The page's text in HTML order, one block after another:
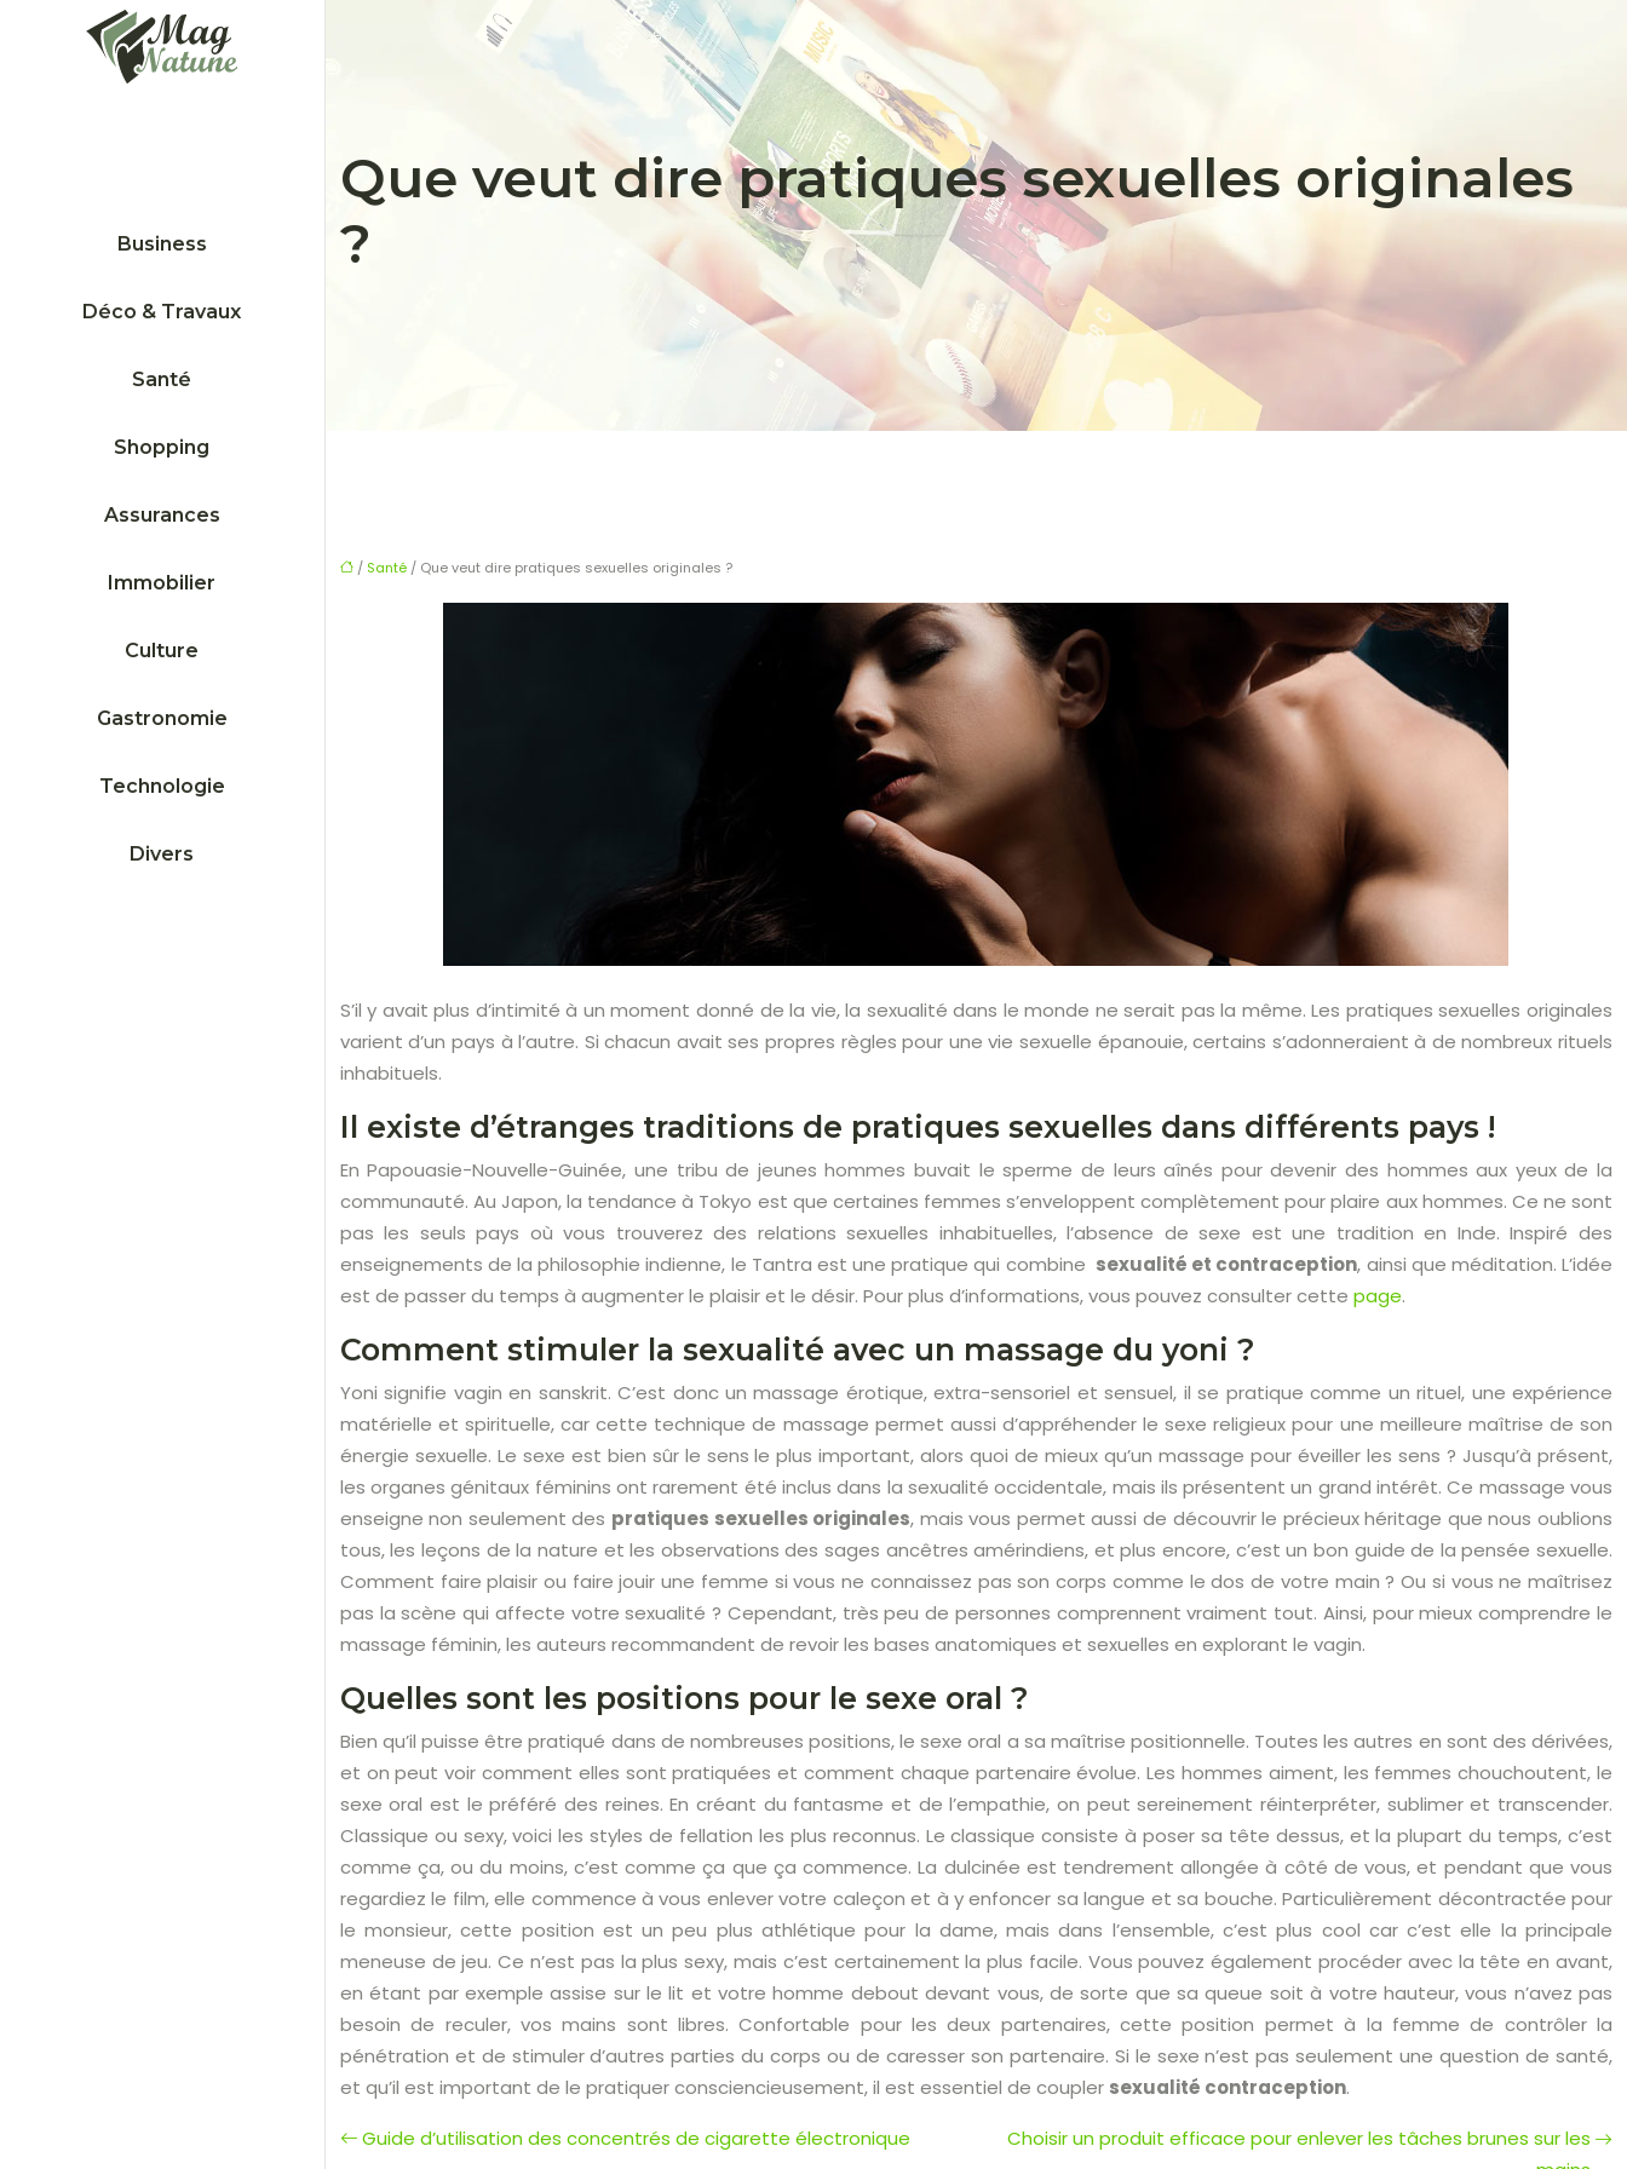
Business
Déco & Travaux
Santé
Shopping
Assurances
Immobilier
Culture
Gastronomie
Technologie
Divers
Que veut dire pratiques sexuelles originales
?
/ Santé/ Que veut dire pratiques sexuelles originales ?
S’il y avait plus d’intimité à un moment donné de la vie, la sexualité dans le monde ne serait pas la même. Les pratiques sexuelles originales
varient d’un pays à l’autre. Si chacun avait ses propres règles pour une vie sexuelle épanouie, certains s’adonneraient à de nombreux rituels
inhabituels.
Il existe d’étranges traditions de pratiques sexuelles dans différents pays !
En Papouasie-Nouvelle-Guinée, une tribu de jeunes hommes buvait le sperme de leurs aînés pour devenir des hommes aux yeux de la
communauté. Au Japon, la tendance à Tokyo est que certaines femmes s’enveloppent complètement pour plaire aux hommes. Ce ne sont
pas les seuls pays où vous trouverez des relations sexuelles inhabituelles, l’absence de sexe est une tradition en Inde. Inspiré des
enseignements de la philosophie indienne, le Tantra est une pratique qui combine sexualité et contraception, ainsi que méditation. L’idée
est de passer du temps à augmenter le plaisir et le désir. Pour plus d’informations, vous pouvez consulter cette page.
Comment stimuler la sexualité avec un massage du yoni ?
Yoni signifie vagin en sanskrit. C’est donc un massage érotique, extra-sensoriel et sensuel, il se pratique comme un rituel, une expérience
matérielle et spirituelle, car cette technique de massage permet aussi d’appréhender le sexe religieux pour une meilleure maîtrise de son
énergie sexuelle. Le sexe est bien sûr le sens le plus important, alors quoi de mieux qu’un massage pour éveiller les sens ? Jusqu’à présent,
les organes génitaux féminins ont rarement été inclus dans la sexualité occidentale, mais ils présentent un grand intérêt. Ce massage vous
enseigne non seulement des pratiques sexuelles originales, mais vous permet aussi de découvrir le précieux héritage que nous oublions
tous, les leçons de la nature et les observations des sages ancêtres amérindiens, et plus encore, c’est un bon guide de la pensée sexuelle.
Comment faire plaisir ou faire jouir une femme si vous ne connaissez pas son corps comme le dos de votre main ? Ou si vous ne maîtrisez
pas la scène qui affecte votre sexualité ? Cependant, très peu de personnes comprennent vraiment tout. Ainsi, pour mieux comprendre le
massage féminin, les auteurs recommandent de revoir les bases anatomiques et sexuelles en explorant le vagin.
Quelles sont les positions pour le sexe oral ?
Bien qu’il puisse être pratiqué dans de nombreuses positions, le sexe oral a sa maîtrise positionnelle. Toutes les autres en sont des dérivées,
et on peut voir comment elles sont pratiquées et comment chaque partenaire évolue. Les hommes aiment, les femmes chouchoutent, le
sexe oral est le préféré des reines. En créant du fantasme et de l’empathie, on peut sereinement réinterpréter, sublimer et transcender.
Classique ou sexy, voici les styles de fellation les plus reconnus. Le classique consiste à poser sa tête dessus, et la plupart du temps, c’est
comme ça, ou du moins, c’est comme ça que ça commence. La dulcinée est tendrement allongée à côté de vous, et pendant que vous
regardiez le film, elle commence à vous enlever votre caleçon et à y enfoncer sa langue et sa bouche. Particulièrement décontractée pour
le monsieur, cette position est un peu plus athlétique pour la dame, mais dans l’ensemble, c’est plus cool car c’est elle la principale
meneuse de jeu. Ce n’est pas la plus sexy, mais c’est certainement la plus facile. Vous pouvez également procéder avec la tête en avant,
en étant par exemple assise sur le lit et votre homme debout devant vous, de sorte que sa queue soit à votre hauteur, vous n’avez pas
besoin de reculer, vos mains sont libres. Confortable pour les deux partenaires, cette position permet à la femme de contrôler la
pénétration et de stimuler d’autres parties du corps ou de caresser son partenaire. Si le sexe n’est pas seulement une question de santé,
et qu’il est important de le pratiquer consciencieusement, il est essentiel de coupler sexualité contraception.
Guide d’utilisation des concentrés de cigarette électronique
Choisir un produit efficace pour enlever les tâches brunes sur les